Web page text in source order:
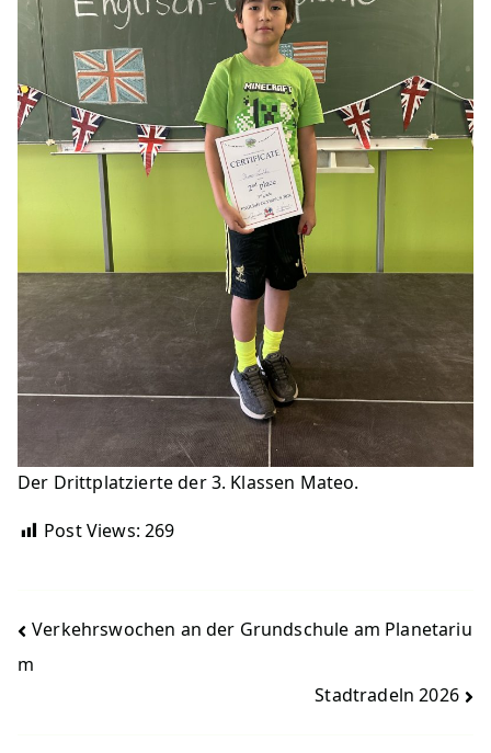
Der Drittplatzierte der 3. Klassen Mateo.
Post Views: 269
Beitragsnavigation
Verkehrswochen an der Grundschule am Planetariu
m
Stadtradeln 2026